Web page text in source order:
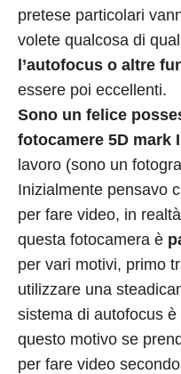
pretese particolari
volete qualcosa di
l’autofocus o altre
essere poi eccellenti.
Sono un felice
fotocamere 5D mark
lavoro (sono un
Inizialmente pensavo
per fare video, in
questa fotocamera è
per vari motivi, primo
utilizzare una
sistema di autofocus
questo motivo se
per fare video